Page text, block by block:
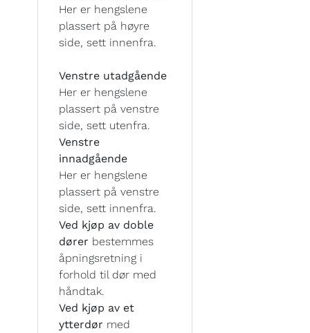
Her er hengslene
plassert på høyre
side, sett innenfra.
Venstre utadgående
Her er hengslene
plassert på venstre
side, sett utenfra.
Venstre
innadgående
Her er hengslene
plassert på venstre
side, sett innenfra.
Ved kjøp av doble
dører bestemmes
åpningsretning i
forhold til dør med
håndtak.
Ved kjøp av et
ytterdør med